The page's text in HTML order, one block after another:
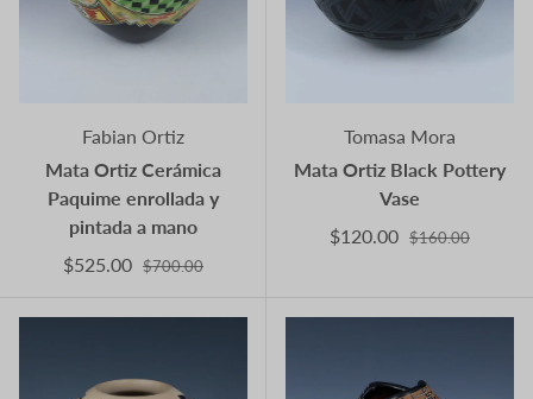
Fabian Ortiz
Mata Ortiz Cerámica
Paquime enrollada y
pintada a mano
$525.00 $700.00
Tomasa Mora
Mata Ortiz Black Pottery
Vase
$120.00 $160.00